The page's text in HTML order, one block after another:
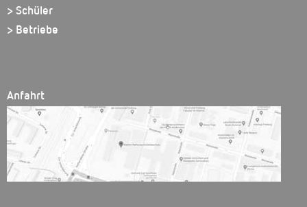
> Schüler
> Betriebe
Anfahrt